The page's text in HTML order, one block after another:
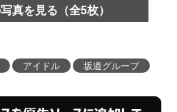
真を見る（全5枚）
アイドル 坂道グループ